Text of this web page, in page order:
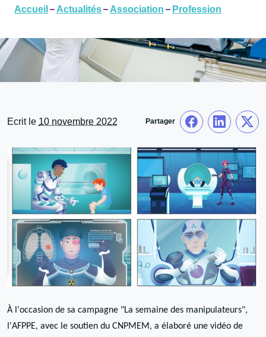
Accueil Actualités Association Profession
Ecrit le 10 novembre 2022 Partager
À l'occasion de sa campagne "La semaine des manipulateurs",
l'AFPPE, avec le soutien du CNPMEM, a élaboré une vidéo de